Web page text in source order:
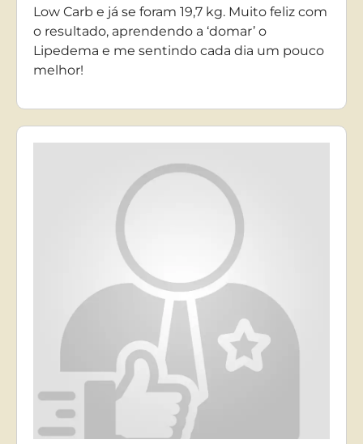
Low Carb e já se foram 19,7 kg. Muito feliz com
o resultado, aprendendo a ‘domar’ o
Lipedema e me sentindo cada dia um pouco
melhor!